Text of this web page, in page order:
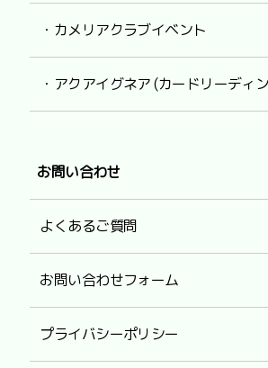
・カメリアクラブイベント
・アクアイグネア (カードリーディ
お問い合わせ
よくあるご質問
お問い合わせフォーム
プライバシーポリシー